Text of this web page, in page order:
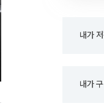
내가
내가